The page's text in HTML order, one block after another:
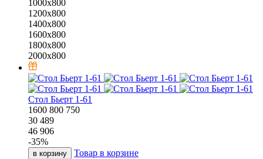
1000x800
1200x800
1400x800
1600x800
1800x800
2000x800
Стол Бьерт 1-61
1600 800 750
30 489
46 906
-35%
в корзину Товар в корзине